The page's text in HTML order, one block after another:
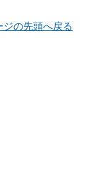
ジの先頭へ戻る